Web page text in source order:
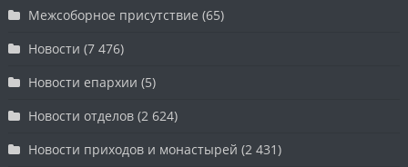
Межсоборное присутствие (65)
Новости (7 476)
Новости епархии (5)
Новости отделов (2 624)
Новости приходов и монастырей (2 431)